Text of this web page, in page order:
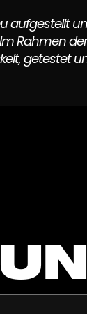
aufgestellt
Rahmen
getestet